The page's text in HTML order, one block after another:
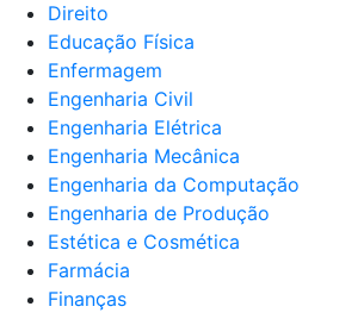
Direito
Educação Física
Enfermagem
Engenharia Civil
Engenharia Elétrica
Engenharia Mecânica
Engenharia da Computação
Engenharia de Produção
Estética e Cosmética
Farmácia
Finanças